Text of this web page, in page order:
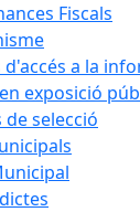
Fiscals
d'accés a la
exposició
de selecció